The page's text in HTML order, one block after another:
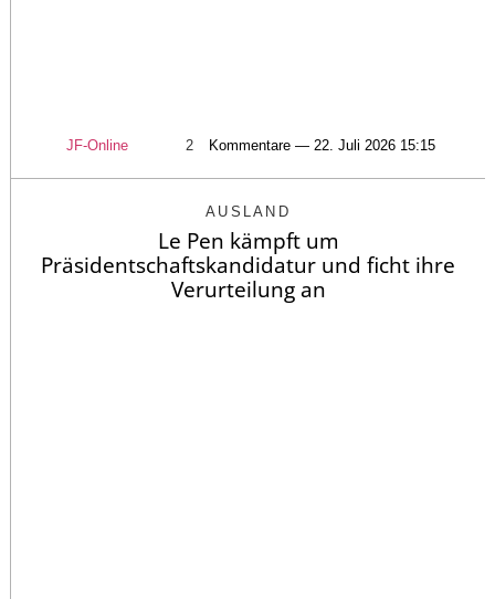
JF-Online 2 Kommentare — 22. Juli 2026 15:15
AUSLAND
Le Pen kämpft um
Präsidentschaftskandidatur und ficht ihre
Verurteilung an